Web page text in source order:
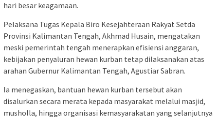
hari besar keagamaan.
Pelaksana Tugas Kepala Biro Kesejahteraan Rakyat Setda
Provinsi Kalimantan Tengah, Akhmad Husain, mengatakan
meski pemerintah tengah menerapkan efisiensi anggaran,
kebijakan penyaluran hewan kurban tetap dilaksanakan atas
arahan Gubernur Kalimantan Tengah, Agustiar Sabran.
Ia menegaskan, bantuan hewan kurban tersebut akan
disalurkan secara merata kepada masyarakat melalui masjid,
musholla, hingga organisasi kemasyarakatan yang selanjutnya